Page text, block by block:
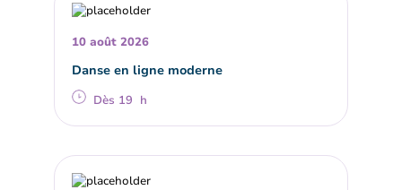
10 août 2026
Danse en ligne moderne
Dès 19 h